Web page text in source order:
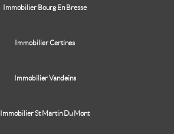
Immobilier Bourg En Bresse
Immobilier Certines
Immobilier Vandeins
Immobilier St Martin Du Mont